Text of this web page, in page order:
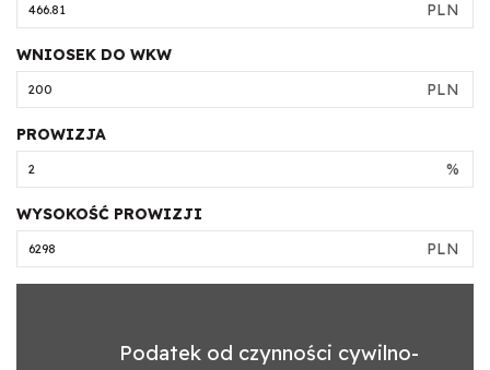
PLN
WNIOSEK DO WKW
PLN
PROWIZJA
%
WYSOKOŚĆ PROWIZJI
PLN
Podatek od czynności cywilno-